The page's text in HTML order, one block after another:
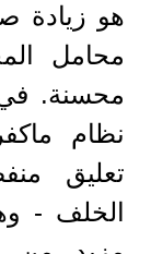
هو زيادة
محامل
محسنة.
نظام
الخلف -